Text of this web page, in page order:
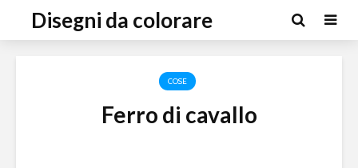
Disegni da colorare
COSE
Ferro di cavallo